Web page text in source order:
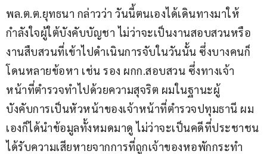
พล.ต.ต.ยุทธนา กล่าวว่า วันนี้ตนเองได้เดินทางมาให้
กำลังใจผู้ใต้บังคับบัญชา ไม่ว่าจะเป็นงานสอบสวนหรือ
งานสืบสวนที่เข้าไปดำเนินการจับในวันนั้น ซึ่งบางคนก็
โดนหลายข้อหา เช่น รอง ผกก.สอบสวน ซึ่งทางเจ้า
หน้าที่ตำรวจทำไปด้วยความสุจริต ผมในฐานะผู้
บังคับการเป็นหัวหน้าของเจ้าหน้าที่ตำรวจปทุมธานี ผม
เองก็ได้นำข้อมูลทั้งหมดมาดู ไม่ว่าจะเป็นคดีที่ประชาชน
ได้รับความเสียหายจากการที่ถูกเจ้าของหอพักกระทำ